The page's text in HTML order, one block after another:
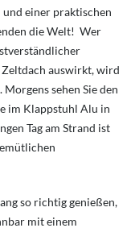
und einer praktischen
die Welt! Wer
auswirkt, wird
sehen Sie den
im Klappstuhl Alu in
Tag am Strand ist
so richtig genießen,
mit einem